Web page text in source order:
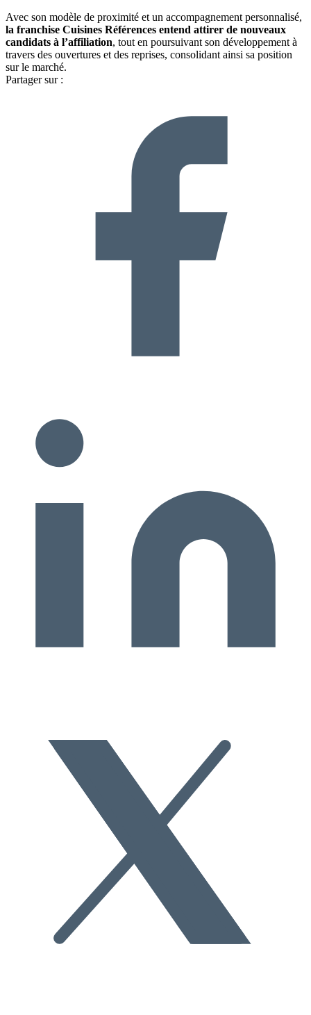
Avec son modèle de proximité et un accompagnement personnalisé,
la franchise Cuisines Références entend attirer de nouveaux
candidats à l’affiliation, tout en poursuivant son développement à
travers des ouvertures et des reprises, consolidant ainsi sa position
sur le marché.
Partager sur :